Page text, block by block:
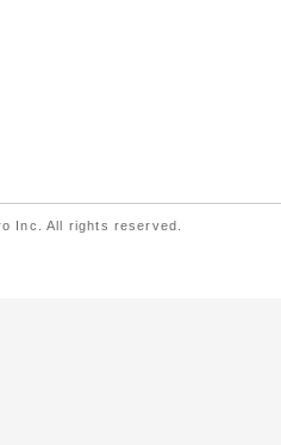
Inc. All rights reserved.